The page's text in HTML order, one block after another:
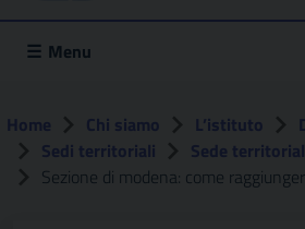
Menu
Home Chi siamo L’istituto
Sedi territoriali
Sede
Sezione di modena: come